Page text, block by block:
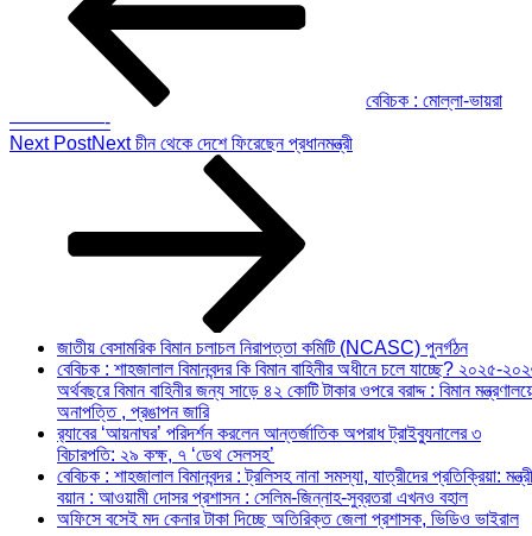
বেবিচক : মোল্লা-ভায়রা
—————-
Next PostNext চীন থেকে দেশে ফিরেছেন প্রধানমন্ত্রী
জাতীয় বেসামরিক বিমান চলাচল নিরাপত্তা কমিটি (NCASC) পুনর্গঠন
বেবিচক : শাহজালাল বিমানবন্দর কি বিমান বাহিনীর অধীনে চলে যাচ্ছে? ২০২৫-
অর্থবছরে বিমান বাহিনীর জন্য সাড়ে ৪২ কোটি টাকার ওপরে বরাদ্দ : বিমান
অনাপত্তি , প্রঙাপন জারি
র‍্যাবের ‘আয়নাঘর’ পরিদর্শন করলেন আন্তর্জাতিক অপরাধ ট্রাইব্যুনালের ৩
বিচারপতি: ২৯ কক্ষ, ৭ ‘ডেথ সেলসহ’
বেবিচক : শাহজালাল বিমানবন্দর : ট্রলিসহ নানা সমস্যা, যাত্রীদের প্রতিক্রিয়া:
বয়ান : আওয়ামী দোসর প্রশাসন : সেলিম-জিন্নাহ-সুব্রতরা এখনও বহাল
অফিসে বসেই মদ কেনার টাকা দিচ্ছে অতিরিক্ত জেলা প্রশাসক, ভিডিও ভাইরাল